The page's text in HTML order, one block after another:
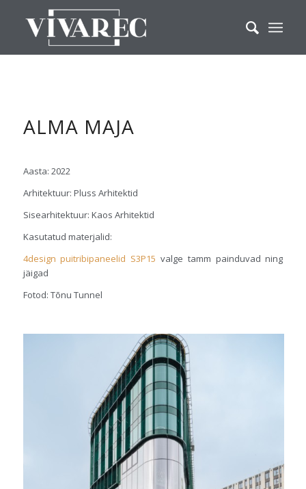
ALMA MAJA
Aasta: 2022
Arhitektuur: Pluss Arhitektid
Sisearhitektuur: Kaos Arhitektid
Kasutatud materjalid:
4design puitribipaneelid S3P15 valge tamm painduvad ning
jäigad
Fotod: Tõnu Tunnel